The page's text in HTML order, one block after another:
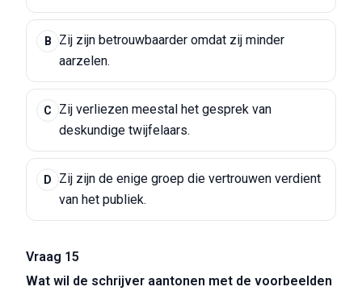
B
Zij zijn betrouwbaarder omdat zij minder
aarzelen.
C
Zij verliezen meestal het gesprek van
deskundige twijfelaars.
D
Zij zijn de enige groep die vertrouwen verdient
van het publiek.
Vraag 15
Wat wil de schrijver aantonen met de voorbeelden